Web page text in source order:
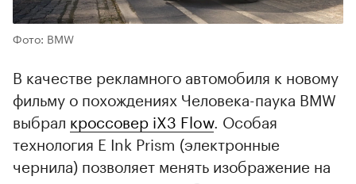
Фото: BMW
В качестве рекламного автомобиля к новому
фильму о похождениях Человека-паука BMW
выбрал кроссовер iX3 Flow. Особая
технология E Ink Prism (электронные
чернила) позволяет менять изображение на